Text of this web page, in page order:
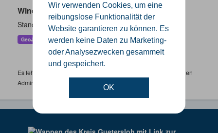
Wir verwenden Cookies, um eine
reibungslose Funktionalität der
Website garantieren zu können. Es
werden keine Daten zu Marketing-
oder Analysezwecken gesammelt
und gespeichert.
OK
Windenergieanlagen
Standorte der Windenergieanlagen im Kreis Gütersloh
GeoJSON KML SHP
Es fehlen spezifische Datensätze? Wenden Sie sich bitte an einen
Administrator unter:
support.gis@kreis-guetersloh.de